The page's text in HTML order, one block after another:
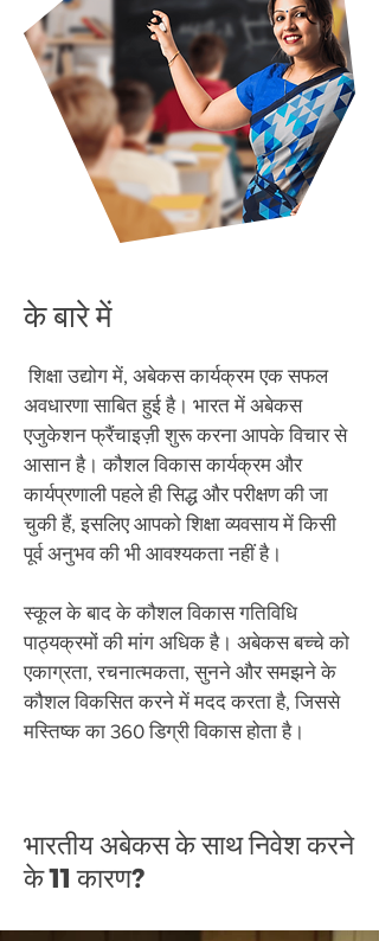
के बारे में
​शिक्षा उद्योग में, अबेकस कार्यक्रम एक सफल
अवधारणा साबित हुई है। भारत में अबेकस
एजुकेशन फ्रैंचाइज़ी शुरू करना आपके विचार से
आसान है। कौशल विकास कार्यक्रम और
कार्यप्रणाली पहले ही सिद्ध और परीक्षण की जा
चुकी हैं, इसलिए आपको शिक्षा व्यवसाय में किसी
पूर्व अनुभव की भी आवश्यकता नहीं है।
स्कूल के बाद के कौशल विकास गतिविधि
पाठ्यक्रमों की मांग अधिक है। अबेकस बच्चे को
एकाग्रता, रचनात्मकता, सुनने और समझने के
कौशल विकसित करने में मदद करता है, जिससे
मस्तिष्क का 360 डिग्री विकास होता है।
भारतीय अबेकस के साथ निवेश करने
के 11 कारण?